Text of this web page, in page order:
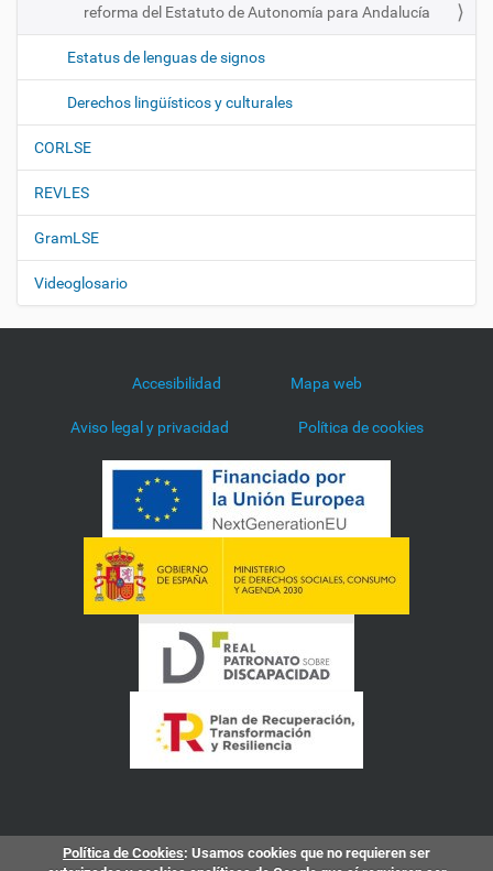
reforma del Estatuto de Autonomía para Andalucía
Estatus de lenguas de signos
Derechos lingüísticos y culturales
CORLSE
REVLES
GramLSE
Videoglosario
Accesibilidad Mapa web
Aviso legal y privacidad Política de cookies
Política de Cookies: Usamos cookies que no requieren ser